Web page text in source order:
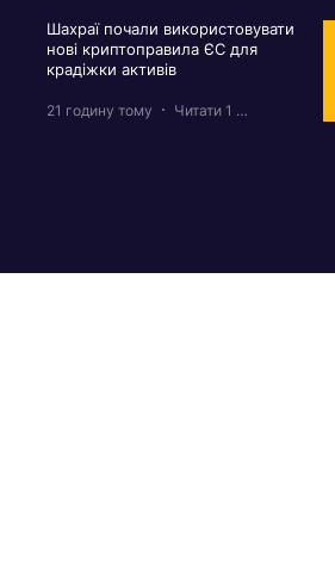
Шахраї почали використовувати
нові криптоправила ЄС для
крадіжки активів
21 годину тому Читати 1 хв